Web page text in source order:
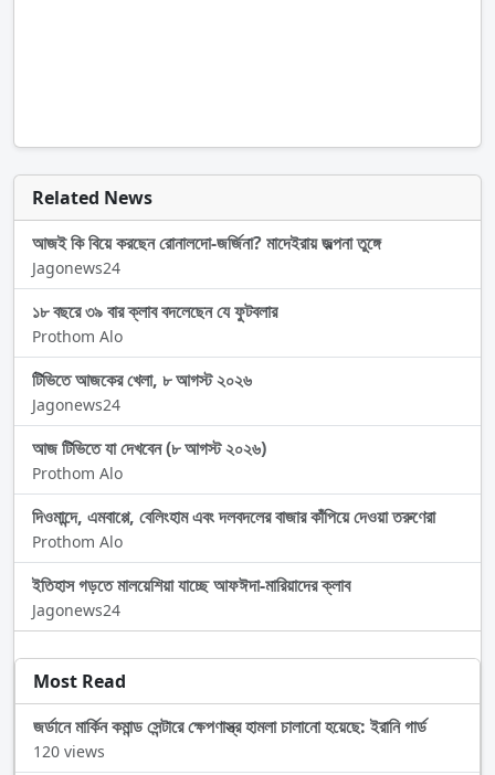
Related News
আজই কি বিয়ে করছেন রোনালদো-জর্জিনা? মাদেইরায় জল্পনা তুঙ্গে
Jagonews24
১৮ বছরে ৩৯ বার ক্লাব বদলেছেন যে ফুটবলার
Prothom Alo
টিভিতে আজকের খেলা, ৮ আগস্ট ২০২৬
Jagonews24
আজ টিভিতে যা দেখবেন (৮ আগস্ট ২০২৬)
Prothom Alo
দিওমান্দে, এমবাপ্পে, বেলিংহাম এবং দলবদলের বাজার কাঁপিয়ে দেওয়া তরুণেরা
Prothom Alo
ইতিহাস গড়তে মালয়েশিয়া যাচ্ছে আফঈদা-মারিয়াদের ক্লাব
Jagonews24
Most Read
জর্ডানে মার্কিন কমান্ড সেন্টারে ক্ষেপণাস্ত্র হামলা চালানো হয়েছে: ইরানি গার্ড
120 views